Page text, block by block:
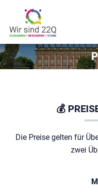
kids-22q11-ev
💰
Die Preise gelten für
zwei
Erkannte Zeitzone